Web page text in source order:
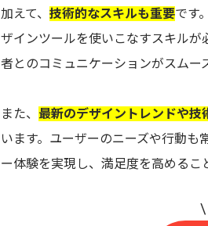
加えて、 技術的なスキルも重要です
ザインツールを使いこなすスキルが
者とのコミュニケーションがスムー
また、 最新のデザイントレンドや
います。ユーザーのニーズや行動
ー体験を実現し、満足度を高めるこ